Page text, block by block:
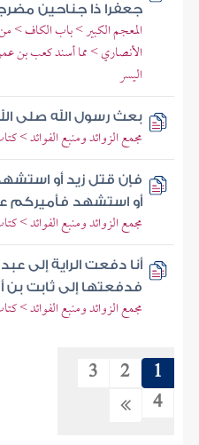
جعفرا ذا جناحين
المعجم الكبير > باب الكاف
الأنصاري > مما أسند كعب بن
اليسر
بعث رسول الله صلى
مجمع الزوائد ومنبع الفوائد >
فإن قتل زيد أو
أو استشهد فأميركم
مجمع الزوائد ومنبع الفوائد >
أنا دفعت الراية إلى
فدفعتها إلى ثابت بن
مجمع الزوائد ومنبع الفوائد >
1
2
3
4